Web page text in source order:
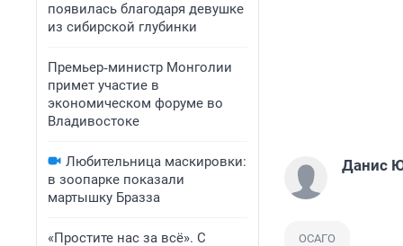
появилась благодаря девушке
из сибирской глубинки
Премьер‑министр Монголии
примет участие в
экономическом форуме во
Владивостоке
Любительница маскировки:
в зоопарке показали
мартышку Бразза
«Простите нас за всё». С
Данис
ОСАГО